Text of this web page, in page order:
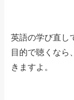
英語の学び直し
目的で聴くなら
きますよ。